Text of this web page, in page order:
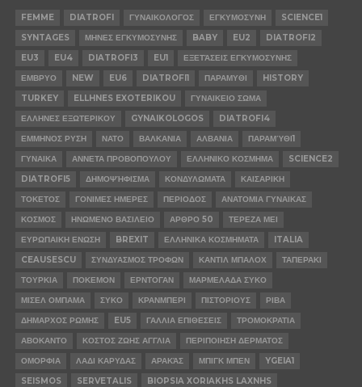
FEMME DIATROFI ΓΥΝΑΙΚΟΛΟΓΟΣ ΕΓΚΥΜΟΣΥΝΗ
SCIENCE1
SYNTAGES
ΜΗΝΕΣ ΕΓΚΥΜΟΣΥΝΗΣ BABY EU2
DIATROFI2
EU3
EU4 DIATROFI3 EU1
ΕΞΕΤΆΣΕΙΣ ΕΓΚΥΜΟΣΥΝΗΣ
ΕΜΒΡΥΟ
NEW EU6 DIATROFI1 ΠΑΡΑΜΥΘΙ
HISTORY
TURKEY
ELLHNES EXOTERIKOU
ΓΥΝΑΙΚΕΙΟ ΣΩΜΑ
ΕΛΛΗΝΕΣ ΕΞΩΤΕΡΙΚΟΥ
GYNAIKOLOGOS
DIATROFI4
ΕΜΜΗΝΟΣ ΡΥΣΗ
ΝΑΤΟ ΒΑΛΚΑΝΙΑ ΑΛΒΑΝΙΑ
ΠΑΡΑΜΎΘΙ1
ΓΥΝΑΙΚΑ
ΑΝΝΕΤΑ ΠΡΟΒΟΠΟΥΛΟΥ ΕΛΛΗΝΙΚΟ ΚΟΣΜΗΜΑ
SCIENCE2
DIATROFI5
ΔΗΜΟΨΉΦΙΣΜΑ ΚΟΝΔΥΛΩΜΑΤΑ
ΚΑΙΣΑΡΙΚΗ
ΤΟΚΕΤΟΣ
ΓΟΝΙΜΕΣ ΗΜΕΡΕΣ ΠΕΡΙΟΔΟΣ
ΑΝΑΤΟΜΙΑ ΓΥΝΑΙΚΑΣ
ΚΟΣΜΟΣ
ΗΝΩΜΕΝΟ ΒΑΣΙΛΕΙΟ ΑΡΘΡΟ 50
ΤΕΡΕΖΑ ΜΕΙ
ΕΥΡΩΠΑΙΚΗ ΕΝΩΣΗ
BREXIT ΕΛΛΗΝΙΚΑ ΚΟΣΜΗΜΑΤΑ
ITALIA
CEAUSESCU
ΣΥΝΔΥΑΣΜΟΣ ΤΡΟΦΩΝ ΚΑΝΤΙΛ ΜΠΑΛΟΧ
ΤΑΠΕΡΑΚΙ
ΤΟΥΡΚΙΑ
ΠΟΚΕΜΟΝ ΕΡΝΤΟΓΑΝ
ΜΑΡΜΕΛΑΔΑ ΣΥΚΟ
ΜΙΣΕΛ ΟΜΠΑΜΑ
ΣΥΚΟ ΚΡΑΝΜΠΕΡΙ ΠΙΣΤΟΡΙΟΥΣ
ΡΙΒΑ
ΔΗΜΑΡΧΟΣ ΡΩΜΗΣ
EU5 ΓΑΛΛΙΑ ΕΠΙΘΕΣΕΙΣ
ΤΡΟΜΟΚΡΑΤΙΑ
ΑΒΟΚΑΝΤΟ
ΚΟΣΤΟΣ ΖΩΗΣ ΑΓΓΛΙΑ
ΠΕΡΙΠΟΙΗΣΗ ΔΕΡΜΑΤΟΣ
ΟΜΟΡΦΙΑ
ΛΑΔΙ ΚΑΡΥΔΑΣ ΑΡΑΚΆΣ ΜΠΙΓΚ ΜΠΕΝ
YGEIA1
SEISMOS
SERVETALIS BIOPSIA XORIAKHS LAXNHS